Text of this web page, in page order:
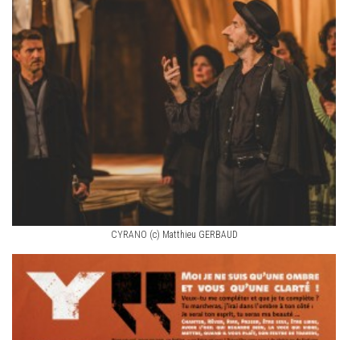
CYRANO (c) Matthieu GERBAUD